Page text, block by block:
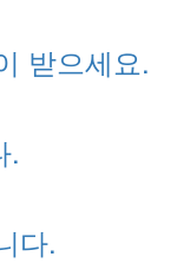
받으세요.
.
다.